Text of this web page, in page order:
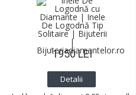
1950 LEI
Detalii